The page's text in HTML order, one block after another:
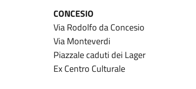
CONCESIO
Via Rodolfo da Concesio
Via Monteverdi
Piazzale caduti dei Lager
Ex Centro Culturale